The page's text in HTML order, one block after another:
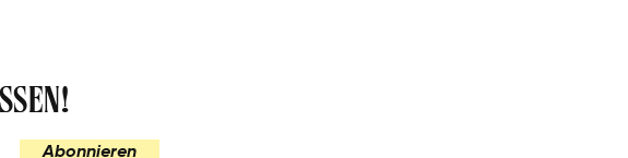
Abonnieren